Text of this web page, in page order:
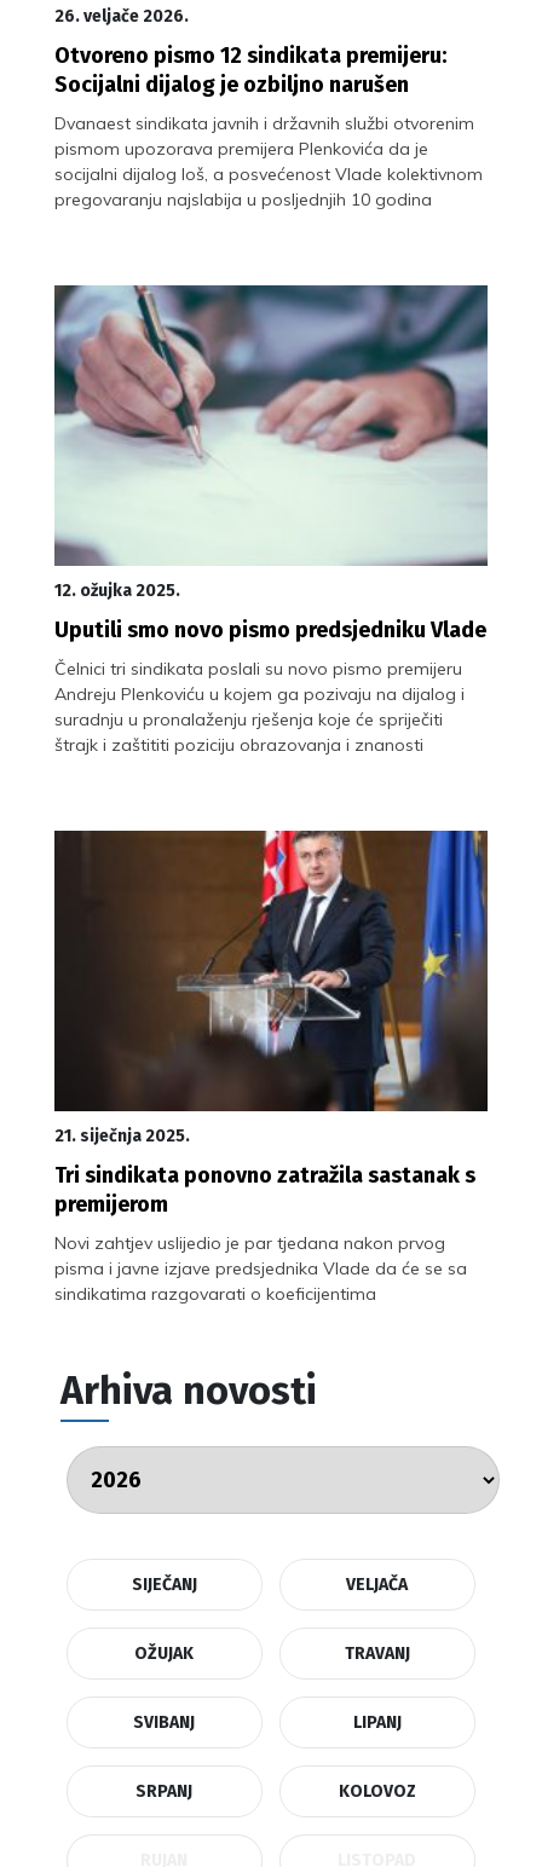
26. veljače 2026.
Otvoreno pismo 12 sindikata premijeru:
Socijalni dijalog je ozbiljno narušen
Dvanaest sindikata javnih i državnih službi otvorenim
pismom upozorava premijera Plenkovića da je
socijalni dijalog loš, a posvećenost Vlade kolektivnom
pregovaranju najslabija u posljednjih 10 godina
12. ožujka 2025.
Uputili smo novo pismo predsjedniku Vlade
Čelnici tri sindikata poslali su novo pismo premijeru
Andreju Plenkoviću u kojem ga pozivaju na dijalog i
suradnju u pronalaženju rješenja koje će spriječiti
štrajk i zaštititi poziciju obrazovanja i znanosti
21. siječnja 2025.
Tri sindikata ponovno zatražila sastanak s
premijerom
Novi zahtjev uslijedio je par tjedana nakon prvog
pisma i javne izjave predsjednika Vlade da će se sa
sindikatima razgovarati o koeficijentima
Arhiva novosti
SIJEČANJ VELJAČA
OŽUJAK TRAVANJ
SVIBANJ LIPANJ
SRPANJ KOLOVOZ